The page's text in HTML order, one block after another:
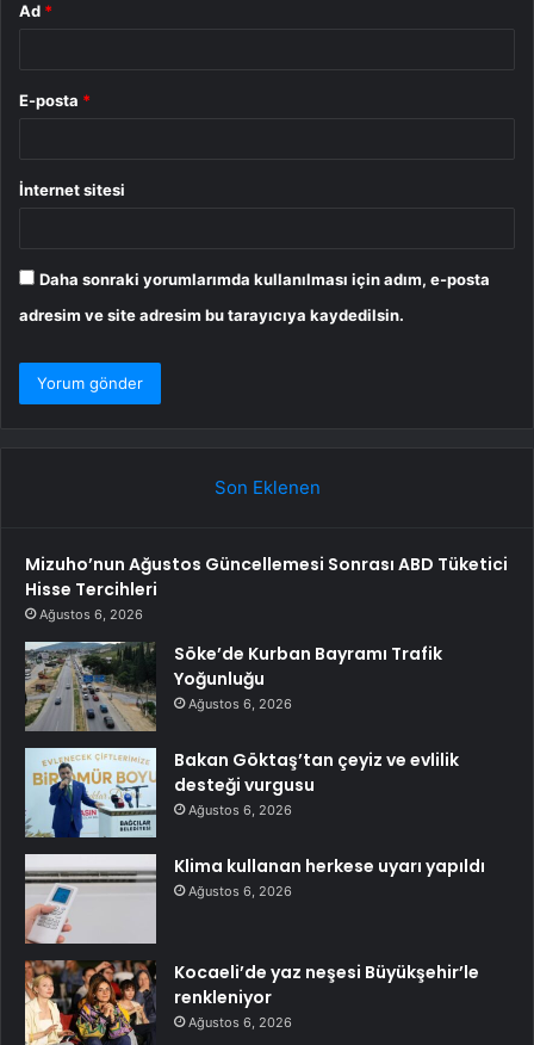
Ad *
E-posta *
İnternet sitesi
Daha sonraki yorumlarımda kullanılması için adım, e-posta
adresim ve site adresim bu tarayıcıya kaydedilsin.
Son Eklenen
Mizuho’nun Ağustos Güncellemesi Sonrası ABD Tüketici
Hisse Tercihleri
Ağustos 6, 2026
Söke’de Kurban Bayramı Trafik
Yoğunluğu
Ağustos 6, 2026
Bakan Göktaş’tan çeyiz ve evlilik
desteği vurgusu
Ağustos 6, 2026
Klima kullanan herkese uyarı yapıldı
Ağustos 6, 2026
Kocaeli’de yaz neşesi Büyükşehir’le
renkleniyor
Ağustos 6, 2026